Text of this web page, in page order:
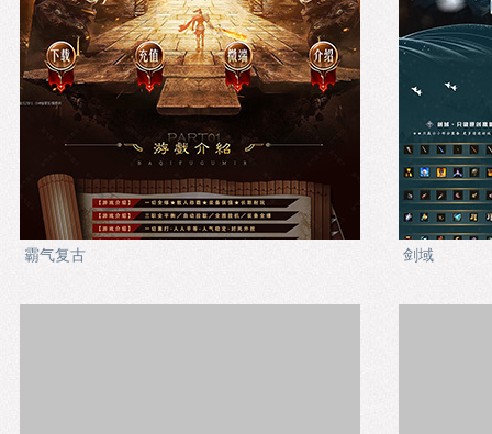
霸气复古 剑域